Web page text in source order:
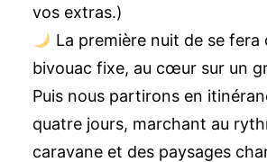
vos extras.)
La première nuit de se fera
bivouac fixe, au cœur sur un
Puis nous partirons en
quatre jours, marchant au
caravane et des paysages